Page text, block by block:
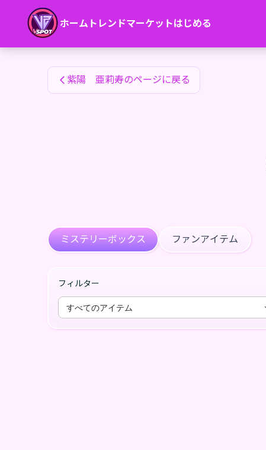
ホーム トレンドマーケットはじめる
紫陽 亜莉寿のファンアイテム
紫陽 亜莉寿のページに戻る
ミステリーボックス ファンアイテム
フィルター
すべてのアイテム
紫陽 亜莉寿のファンアイテム — 24karat